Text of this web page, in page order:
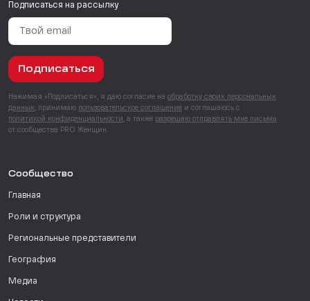
Подписаться на рассылку
Подписаться
Нажимая «Подписаться», я даю согласие на обработку своих персональных
данных , принимаю пользовательское соглашение и соглашаюсь с
политикой конфиденциальности , а также разрешаю отправлять мне письма
от сообщества PRO Женщин.
Сообщество
Главная
Роли и структура
Региональные представители
География
Медиа